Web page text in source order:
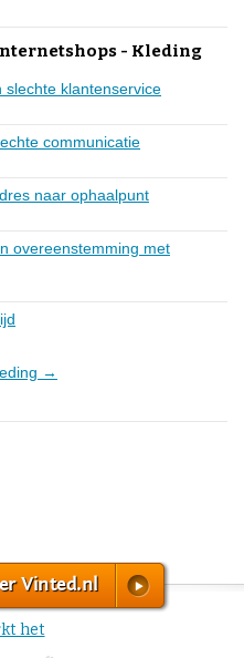
- Kleding
klantenservice
communicatie
naar ophaalpunt
overeenstemming met
→
Vinted.nl
het